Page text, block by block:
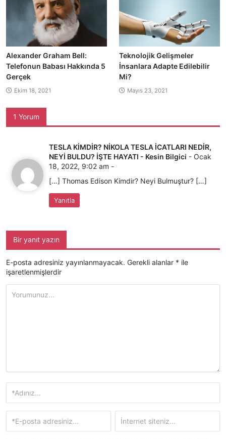
Alexander Graham Bell:
Telefonun Babası Hakkında 5
Gerçek
Ekim 18, 2021
Teknolojik Gelişmeler
İnsanlara Adapte Edilebilir
Mi?
Mayıs 23, 2021
1 Yorum
TESLA KİMDİR? NİKOLA TESLA İCATLARI NEDİR,
NEYİ BULDU? İŞTE HAYATI - Kesin Bilgici - Ocak
18, 2022, 9:02 am -
[…] Thomas Edison Kimdir? Neyi Bulmuştur? […]
Yanıtla
Bir yanıt yazın
E-posta adresiniz yayınlanmayacak. Gerekli alanlar * ile
işaretlenmişlerdir